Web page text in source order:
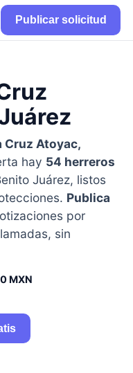
Publicar solicitud
Cruz Atoyac,
hay 54 herreros
Juárez, listos
Publica
por
sin
MXN